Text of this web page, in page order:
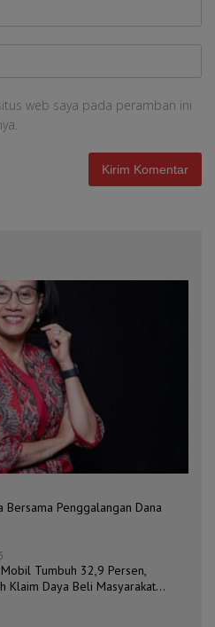
web saya pada peramban ini
Bersama Penggalangan Dana
Tumbuh 32,9 Persen,
Klaim Daya Beli Masyarakat